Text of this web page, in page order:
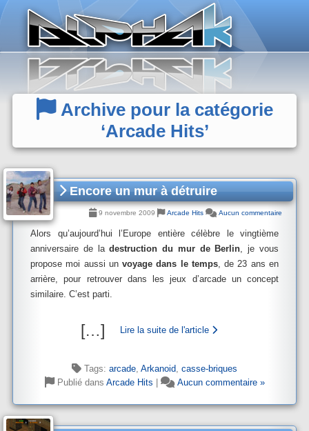
Archive pour la catégorie
‘Arcade Hits’
Encore un mur à détruire
9 novembre 2009 Arcade Hits Aucun commentaire
Alors qu’aujourd’hui l’Europe entière célèbre le vingtième
anniversaire de ladestruction du mur de Berlin, je vous
propose moi aussi unvoyage dans le temps, de 23 ans en
arrière, pour retrouver dans les jeux d’arcade un concept
similaire. C’est parti.
[…] Lire la suite de l'article
Tags: arcade, Arkanoid, casse-briques
Publié dans Arcade Hits Aucun commentaire »